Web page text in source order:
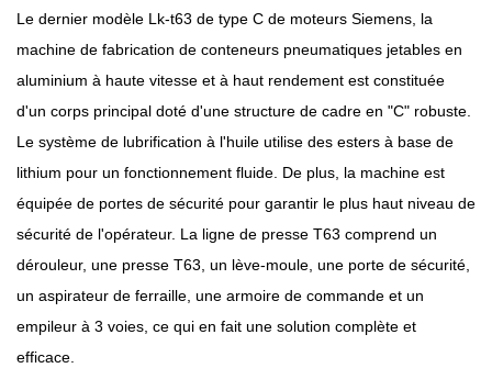
Le dernier modèle Lk-t63 de type C de moteurs Siemens, la
machine de fabrication de conteneurs pneumatiques jetables en
aluminium à haute vitesse et à haut rendement est constituée
d'un corps principal doté d'une structure de cadre en "C" robuste.
Le système de lubrification à l'huile utilise des esters à base de
lithium pour un fonctionnement fluide. De plus, la machine est
équipée de portes de sécurité pour garantir le plus haut niveau de
sécurité de l'opérateur. La ligne de presse T63 comprend un
dérouleur, une presse T63, un lève-moule, une porte de sécurité,
un aspirateur de ferraille, une armoire de commande et un
empileur à 3 voies, ce qui en fait une solution complète et
efficace.